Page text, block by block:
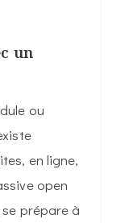
un
ou
en ligne,
open
prépare à